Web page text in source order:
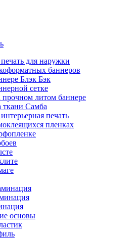
для наружки
баннеров
Блэк Бэк
сетке
литом баннере
ткани Самба
печать
пленках
основы